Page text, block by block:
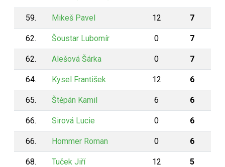
59. Mikeš Pavel 12 7
62. Šoustar Lubomír 0 7
62. Alešová Šárka 0 7
64. Kysel František 12 6
65. Štěpán Kamil 6 6
66. Sirová Lucie 0 6
66. Hommer Roman 0 6
68. Tuček Jiří 12 5